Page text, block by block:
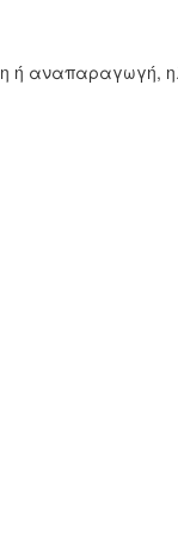
ή αναπαραγωγή,